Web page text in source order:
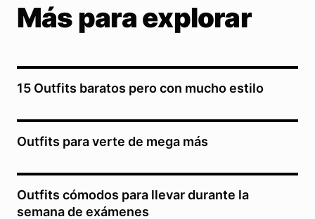
Más para explorar
15 Outfits baratos pero con mucho estilo
Outfits para verte de mega más
Outfits cómodos para llevar durante la
semana de exámenes